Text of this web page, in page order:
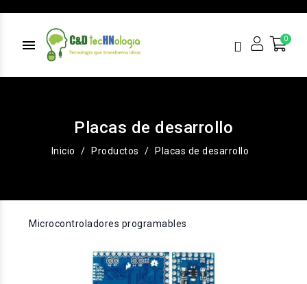
menu
Placas de desarrollo
Inicio Productos Placas de desarrollo
Microcontroladores programables